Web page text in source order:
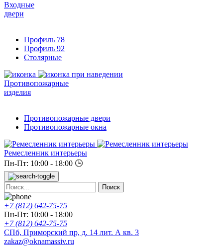
Входные
двери
Профиль 78
Профиль 92
Столярные
Противопожарные
изделия
Противопожарные двери
Противопожарные окна
Ремесленник интерьеры
Пн-Пт: 10:00 - 18:00 🕒
+7 (812) 642-75-75
Пн-Пт: 10:00 - 18:00
+7 (812) 642-75-75
СПб, Приморский пр, д. 14 лит. А кв. 3
zakaz@oknamassiv.ru